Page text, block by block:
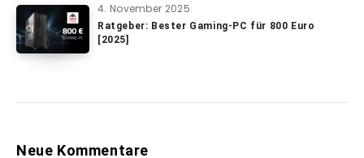
4. November 2025
Ratgeber: Bester Gaming-PC für 800 Euro
[2025]
Neue Kommentare